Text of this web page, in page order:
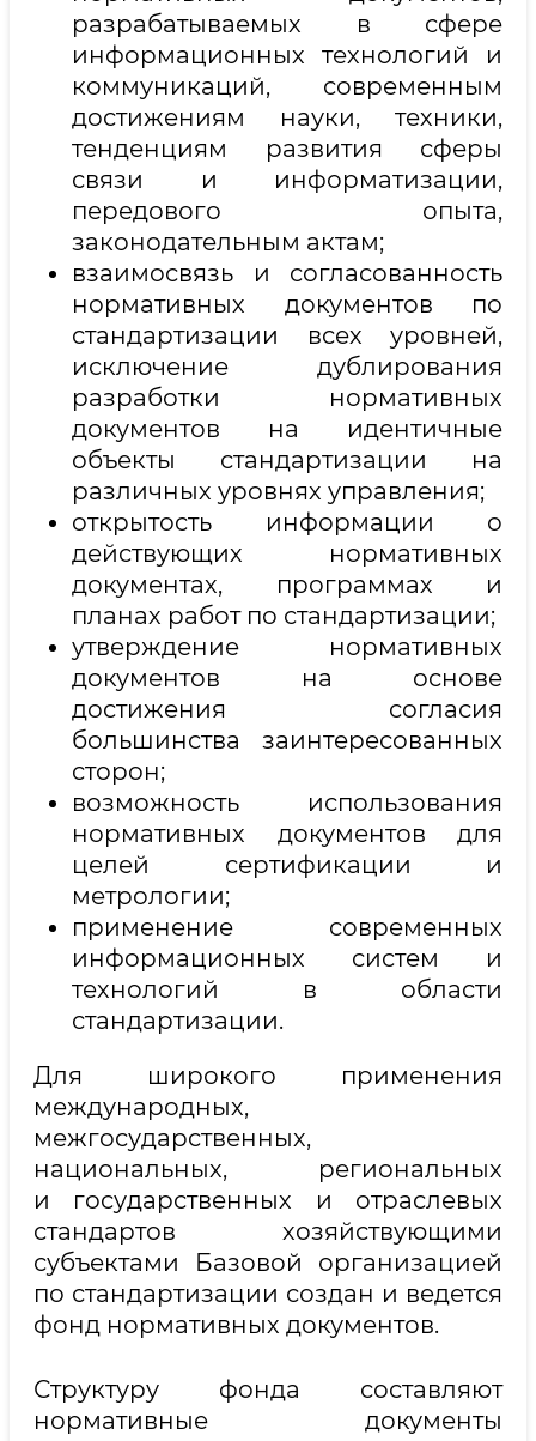
разрабатываемых в сфере
информационных технологий и
коммуникаций, современным
достижениям науки, техники,
тенденциям развития сферы
связи и информатизации,
передового опыта,
законодательным актам;
взаимосвязь и согласованность
нормативных документов по
стандартизации всех уровней,
исключение дублирования
разработки нормативных
документов на идентичные
объекты стандартизации на
различных уровнях управления;
открытость информации о
действующих нормативных
документах, программах и
планах работ по стандартизации;
утверждение нормативных
документов на основе
достижения согласия
большинства заинтересованных
сторон;
возможность использования
нормативных документов для
целей сертификации и
метрологии;
применение современных
информационных систем и
технологий в области
стандартизации.
Для широкого применения
международных,
межгосударственных,
национальных, региональных
и государственных и отраслевых
стандартов хозяйствующими
субъектами Базовой организацией
по стандартизации создан и ведется
фонд нормативных документов.
Структуру фонда составляют
нормативные документы